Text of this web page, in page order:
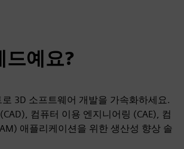
드예요?
로 3D 소프트웨어 개발을 가속화하세요.
컴퓨터 이용 엔지니어링 (CAE), 컴
애플리케이션을 위한 생산성 향상 솔